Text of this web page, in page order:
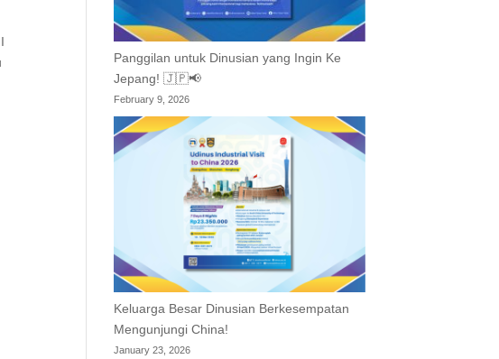
Panggilan untuk Dinusian yang Ingin Ke
Jepang! 🇯🇵📢
February 9, 2026
Keluarga Besar Dinusian Berkesempatan
Mengunjungi China!
January 23, 2026